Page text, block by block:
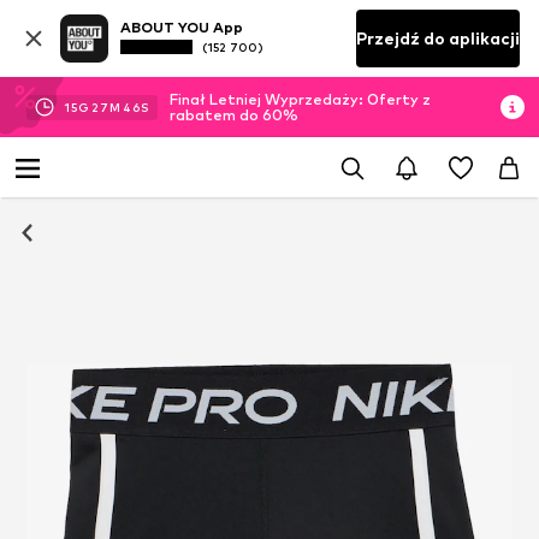
ABOUT YOU App
(152 700) Przejdź do aplikacji
15G 27M 44S
Finał Letniej Wyprzedaży: Oferty z
rabatem do 60%